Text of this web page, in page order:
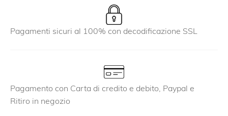
Pagamenti sicuri al 100% con decodificazione SSL
Pagamento con Carta di credito e debito, Paypal e
Ritiro in negozio